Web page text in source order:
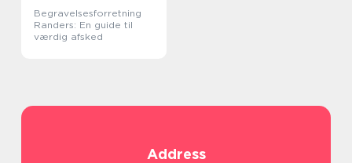
Begravelsesforretning
Randers: En guide til
værdig afsked
Address